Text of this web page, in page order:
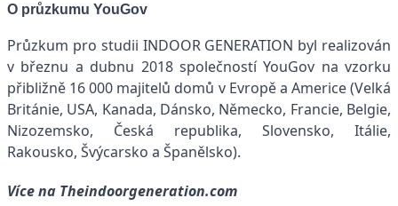
O průzkumu YouGov
Průzkum pro studii INDOOR GENERATION byl realizován
v březnu a dubnu 2018 společností YouGov na vzorku
přibližně 16 000 majitelů domů v Evropě a Americe (Velká
Británie, USA, Kanada, Dánsko, Německo, Francie, Belgie,
Nizozemsko, Česká republika, Slovensko, Itálie,
Rakousko, Švýcarsko a Španělsko).
Více na Theindoorgeneration.com